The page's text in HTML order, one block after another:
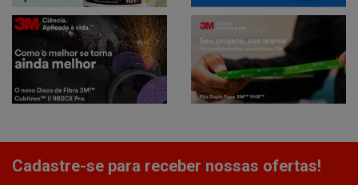
Cadastre-se para receber nossas ofertas!